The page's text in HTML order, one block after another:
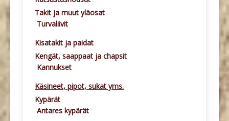
Takit ja muut yläosat
Turvaliivit
Kisatakit ja paidat
Kengät, saappaat ja chapsit
Kannukset
Käsineet, pipot, sukat yms.
Kypärät
Antares kypärät